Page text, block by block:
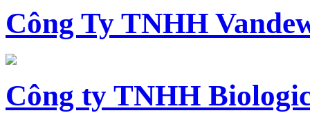
Công Ty TNHH
Công ty TNHH